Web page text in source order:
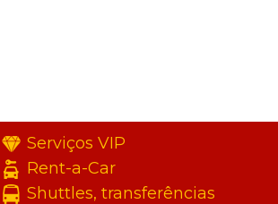
Serviços VIP
Rent-a-Car
Shuttles, transferências